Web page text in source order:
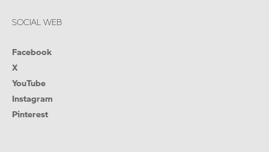
SOCIAL WEB
Facebook
X
YouTube
Instagram
Pinterest